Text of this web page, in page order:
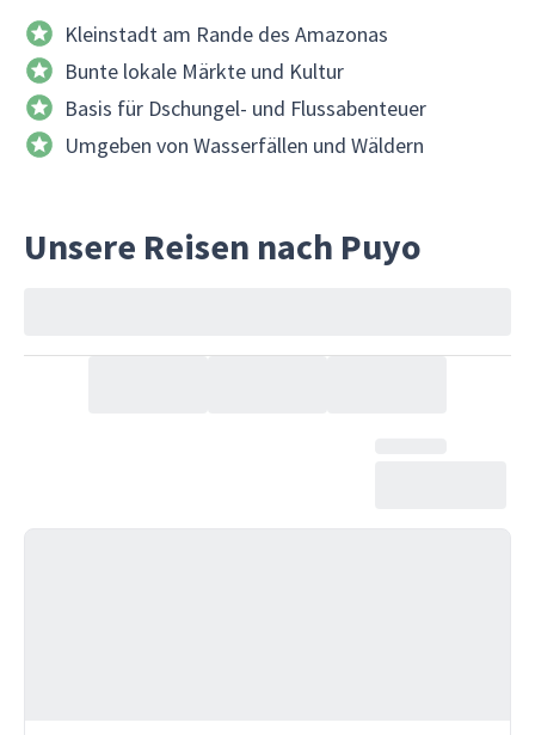
Kleinstadt am Rande des Amazonas
Bunte lokale Märkte und Kultur
Basis für Dschungel- und Flussabenteuer
Umgeben von Wasserfällen und Wäldern
Unsere Reisen nach Puyo